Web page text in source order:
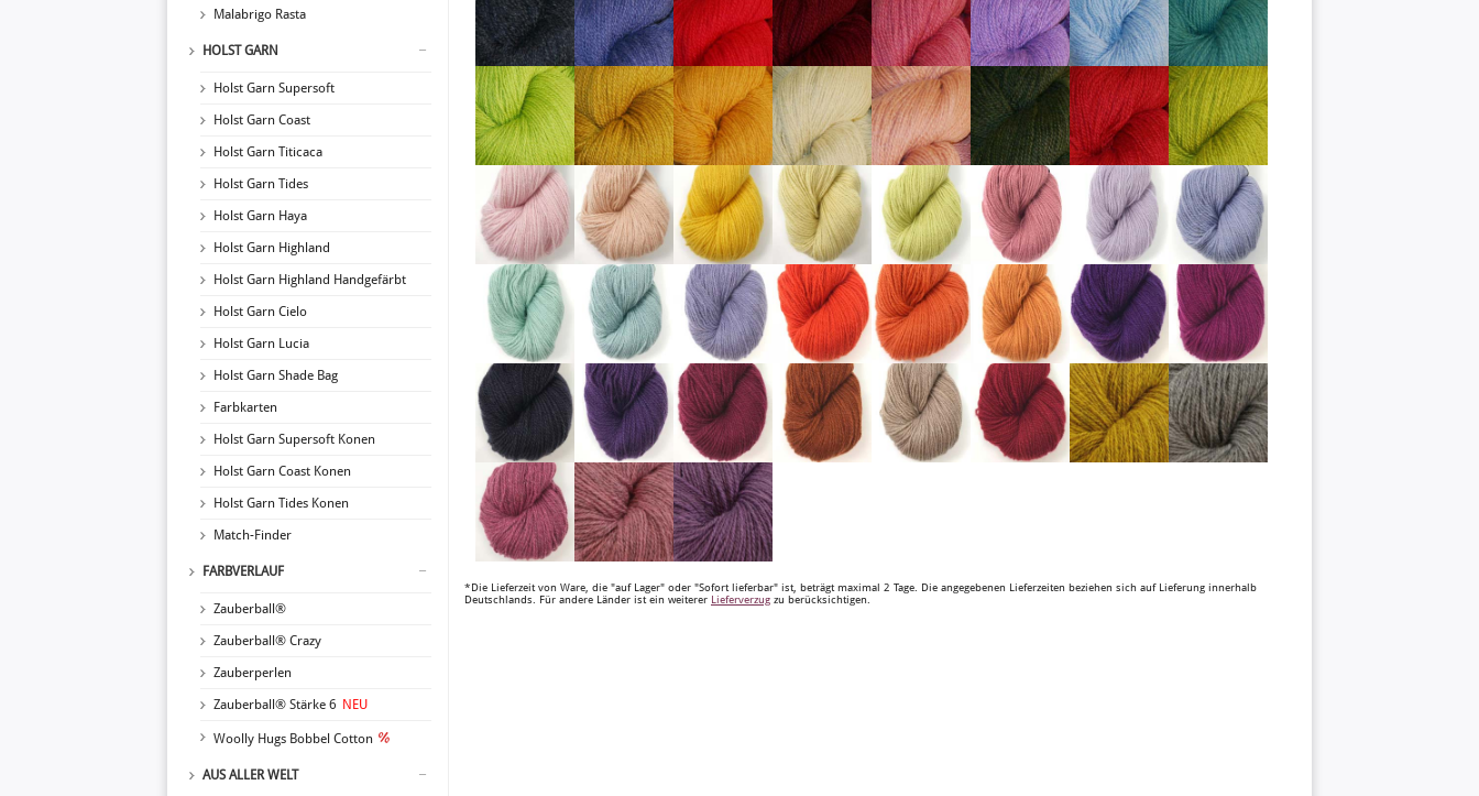
Malabrigo Rasta
HOLST GARN
Holst Garn Supersoft
Holst Garn Coast
Holst Garn Titicaca
Holst Garn Tides
Holst Garn Haya
Holst Garn Highland
Holst Garn Highland Handgefärbt
Holst Garn Cielo
Holst Garn Lucia
Holst Garn Shade Bag
Farbkarten
Holst Garn Supersoft Konen
Holst Garn Coast Konen
Holst Garn Tides Konen
Match-Finder
FARBVERLAUF
Zauberball®
Zauberball® Crazy
Zauberperlen
Zauberball® Stärke 6 NEU
Woolly Hugs Bobbel Cotton
AUS ALLER WELT
*Die Lieferzeit von Ware, die "auf Lager" oder "Sofort lieferbar" ist, beträgt maximal 2 Tage. Die angegebenen Lieferzeiten beziehen sich auf Lieferung innerhalb
Deutschlands. Für andere Länder ist ein weiterer Lieferverzug zu berücksichtigen.